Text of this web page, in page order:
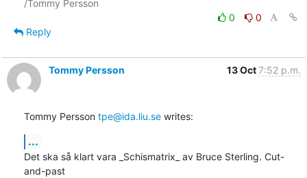
0
0
Reply
Tommy Persson 13 Oct7:52 p.m.
Tommy Persson tpe@ida.liu.se writes:
...
Det ska så klart vara _Schismatrix_ av Bruce Sterling. Cut-
and-past